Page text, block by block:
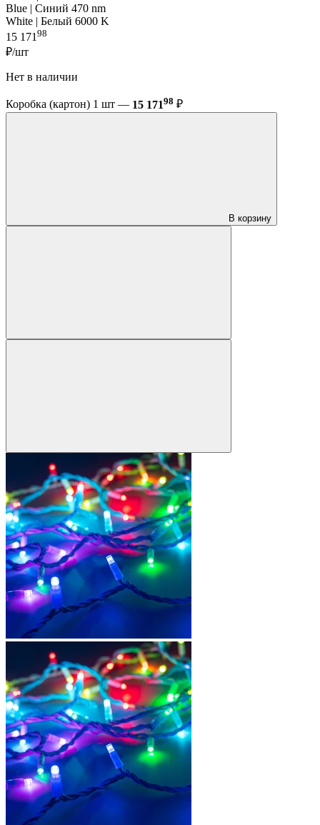
Blue | Синий 470 nm
White | Белый 6000 K
15 17198
₽/шт
Нет в наличии
Коробка (картон) 1 шт — 15 17198 ₽
В корзину